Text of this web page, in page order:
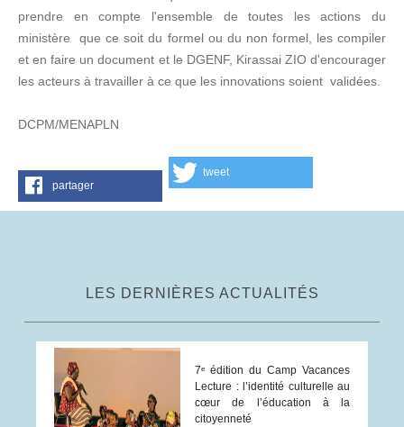
prendre en compte l'ensemble de toutes les actions du
ministère que ce soit du formel ou du non formel, les compiler
et en faire un document et le DGENF, Kirassai ZIO d'encourager
les acteurs à travailler à ce que les innovations soient validées.
DCPM/MENAPLN
partager
tweet
LES DERNIÈRES ACTUALITÉS
7ᵉ édition du Camp Vacances
Lecture : l’identité culturelle au
cœur de l’éducation à la
citoyenneté